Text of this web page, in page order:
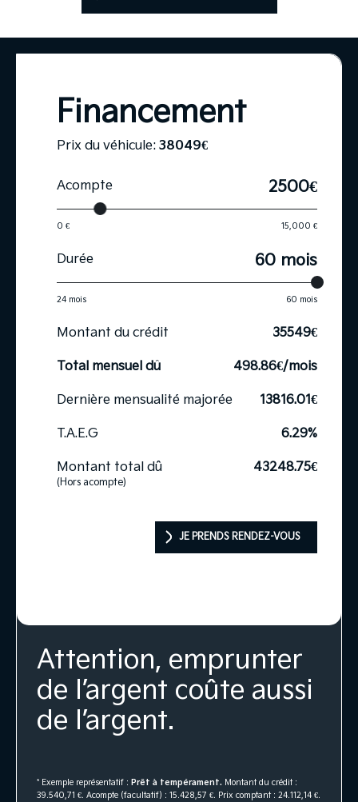
Attention, emprunter
de l’argent coûte aussi
de l’argent.
* Exemple représentatif : Prêt à tempérament. Montant du crédit :
39.540,71 €. Acompte (facultatif) : 15.428,57 €. Prix comptant : 24.112,14 €.
Financement
Prix du véhicule: 38049€
Acompte 2500€
0 € 15,000 €
Durée 60 mois
24 mois 60 mois
Montant du crédit 35549€
Total mensuel dû 498.86€/mois
Dernière mensualité majorée 13816.01€
T.A.E.G 6.29%
Montant total dû
(Hors acompte)
43248.75€
JE PRENDS RENDEZ-VOUS